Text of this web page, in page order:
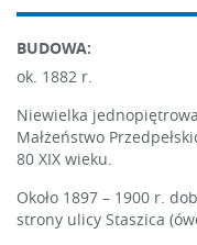
BUDOWA:
ok. 1882 r.
Niewielka
Małżeństwo
80 XIX wieku.
Około 1897 – 1900 r.
strony ulicy Staszica